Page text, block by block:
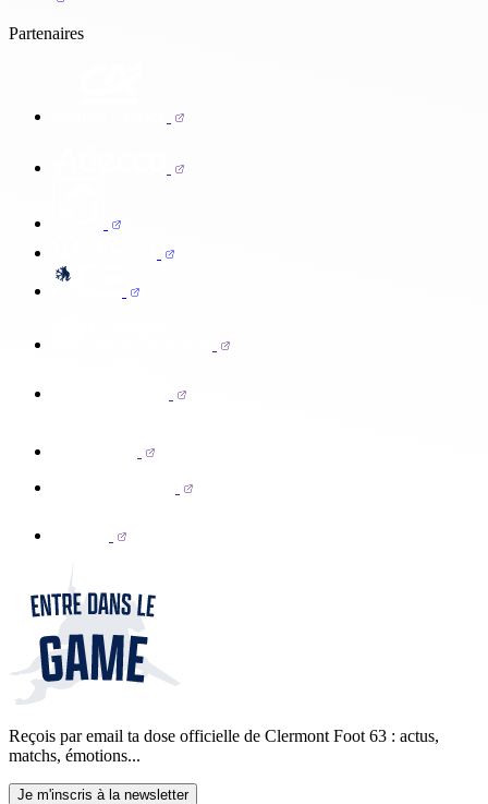
Partenaires
Reçois par email ta dose officielle de Clermont Foot 63 : actus,
matchs, émotions...
Je m'inscris à la newsletter